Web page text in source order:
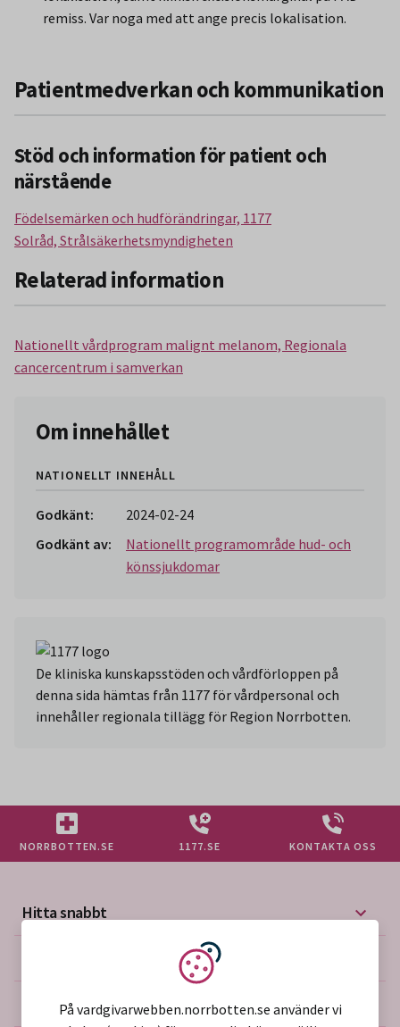
remiss. Var noga med att ange precis lokalisation.
Patientmedverkan och kommunikation
Stöd och information för patient och
närstående
Födelsemärken och hudförändringar, 1177
Solråd, Strålsäkerhetsmyndigheten
Relaterad information
Nationellt vårdprogram malignt melanom, Regionala
cancercentrum i samverkan
Om innehållet
NATIONELLT INNEHÅLL
Godkänt:
2024-02-24
Godkänt av:
Nationellt programområde hud- och
könssjukdomar
De kliniska kunskapsstöden och vårdförloppen på
denna sida hämtas från 1177 för vårdpersonal och
innehåller regionala tillägg för Region Norrbotten.
NORRBOTTEN.SE 1177.SE KONTAKTA OSS
Hitta snabbt
Mer på vårdgivarwebben
Om webbplatsen
Vi använder kakor
På vardgivarwebben.norrbotten.se använder vi